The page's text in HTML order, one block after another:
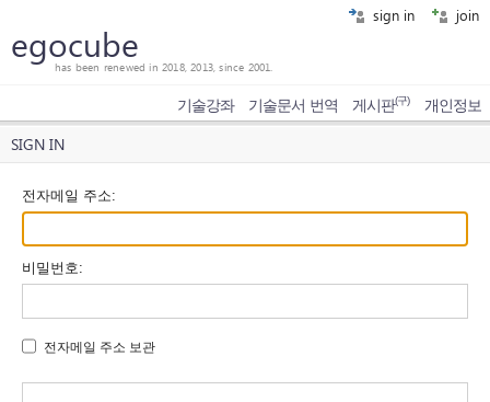
sign in join
egocube
has been renewed in 2018, 2013, since 2001.
기술강좌 기술문서 번역 게시판(구) 개인정보
SIGN IN
전자메일 주소:
비밀번호:
전자메일 주소 보관